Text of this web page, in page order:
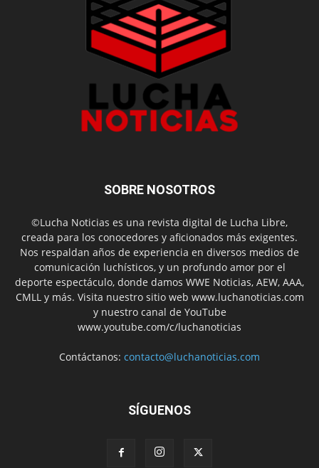
SOBRE NOSOTROS
©Lucha Noticias es una revista digital de Lucha Libre,
creada para los conocedores y aficionados más exigentes.
Nos respaldan años de experiencia en diversos medios de
comunicación luchísticos, y un profundo amor por el
deporte espectáculo, donde damos WWE Noticias, AEW, AAA,
CMLL y más. Visita nuestro sitio web www.luchanoticias.com
y nuestro canal de YouTube
www.youtube.com/c/luchanoticias
Contáctanos: contacto@luchanoticias.com
SÍGUENOS